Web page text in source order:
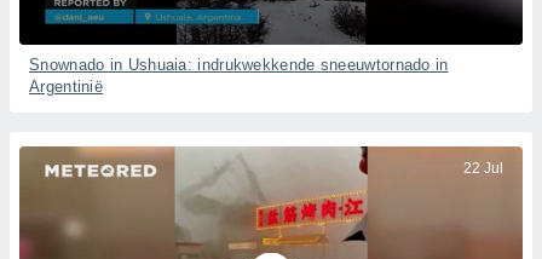
Snownado in Ushuaia: indrukwekkende sneeuwtornado in
Argentinië
22 Jul